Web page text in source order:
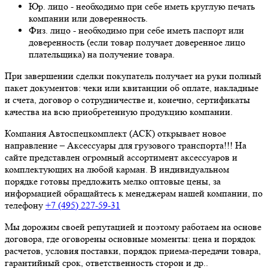
Юр. лицо - необходимо при себе иметь круглую печать
компании или доверенность.
Физ. лицо - необходимо при себе иметь паспорт или
доверенность (если товар получает доверенное лицо
плательщика) на получение товара.
При завершении сделки покупатель получает на руки полный
пакет документов: чеки или квитанции об оплате, накладные
и счета, договор о сотрудничестве и, конечно, сертификаты
качества на всю приобретенную продукцию компании.
Компания Автоспецкомплект (АСК) открывает новое
направление – Аксессуары для грузового транспорта!!! На
сайте представлен огромный ассортимент аксессуаров и
комплектующих на любой карман. В индивидуальном
порядке готовы предложить мелко оптовые цены, за
информацией обращайтесь к менеджерам нашей компании, по
телефону +7 (495) 227-59-31
Мы дорожим своей репутацией и поэтому работаем на основе
договора, где оговорены основные моменты: цена и порядок
расчетов, условия поставки, порядок приема-передачи товара,
гарантийный срок, ответственность сторон и др..